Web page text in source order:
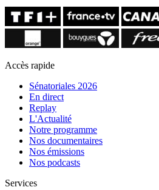
Accès rapide
Sénatoriales 2026
En direct
Replay
L'Actualité
Notre programme
Nos documentaires
Nos émissions
Nos podcasts
Services